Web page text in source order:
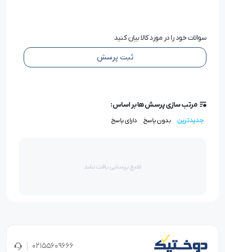
ویژگی های سرکیسه دوز نوارزن یوهان:
موجب کاهش مصرف برق و کاهش صدا و لرزش می شود
ویژگی ها و مشخصات فنی
سوالات خود را در مورد کالا بیان کنید
ثبت پرسش
مرتب سازی پرسش ها بر اساس:
جدیدترین بدون پاسخ دارای پاسخ
هیچ پرسشی یافت نشد
02155609666